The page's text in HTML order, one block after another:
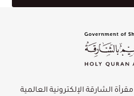
مقرأة الشارقة الإلكترونية العالمية